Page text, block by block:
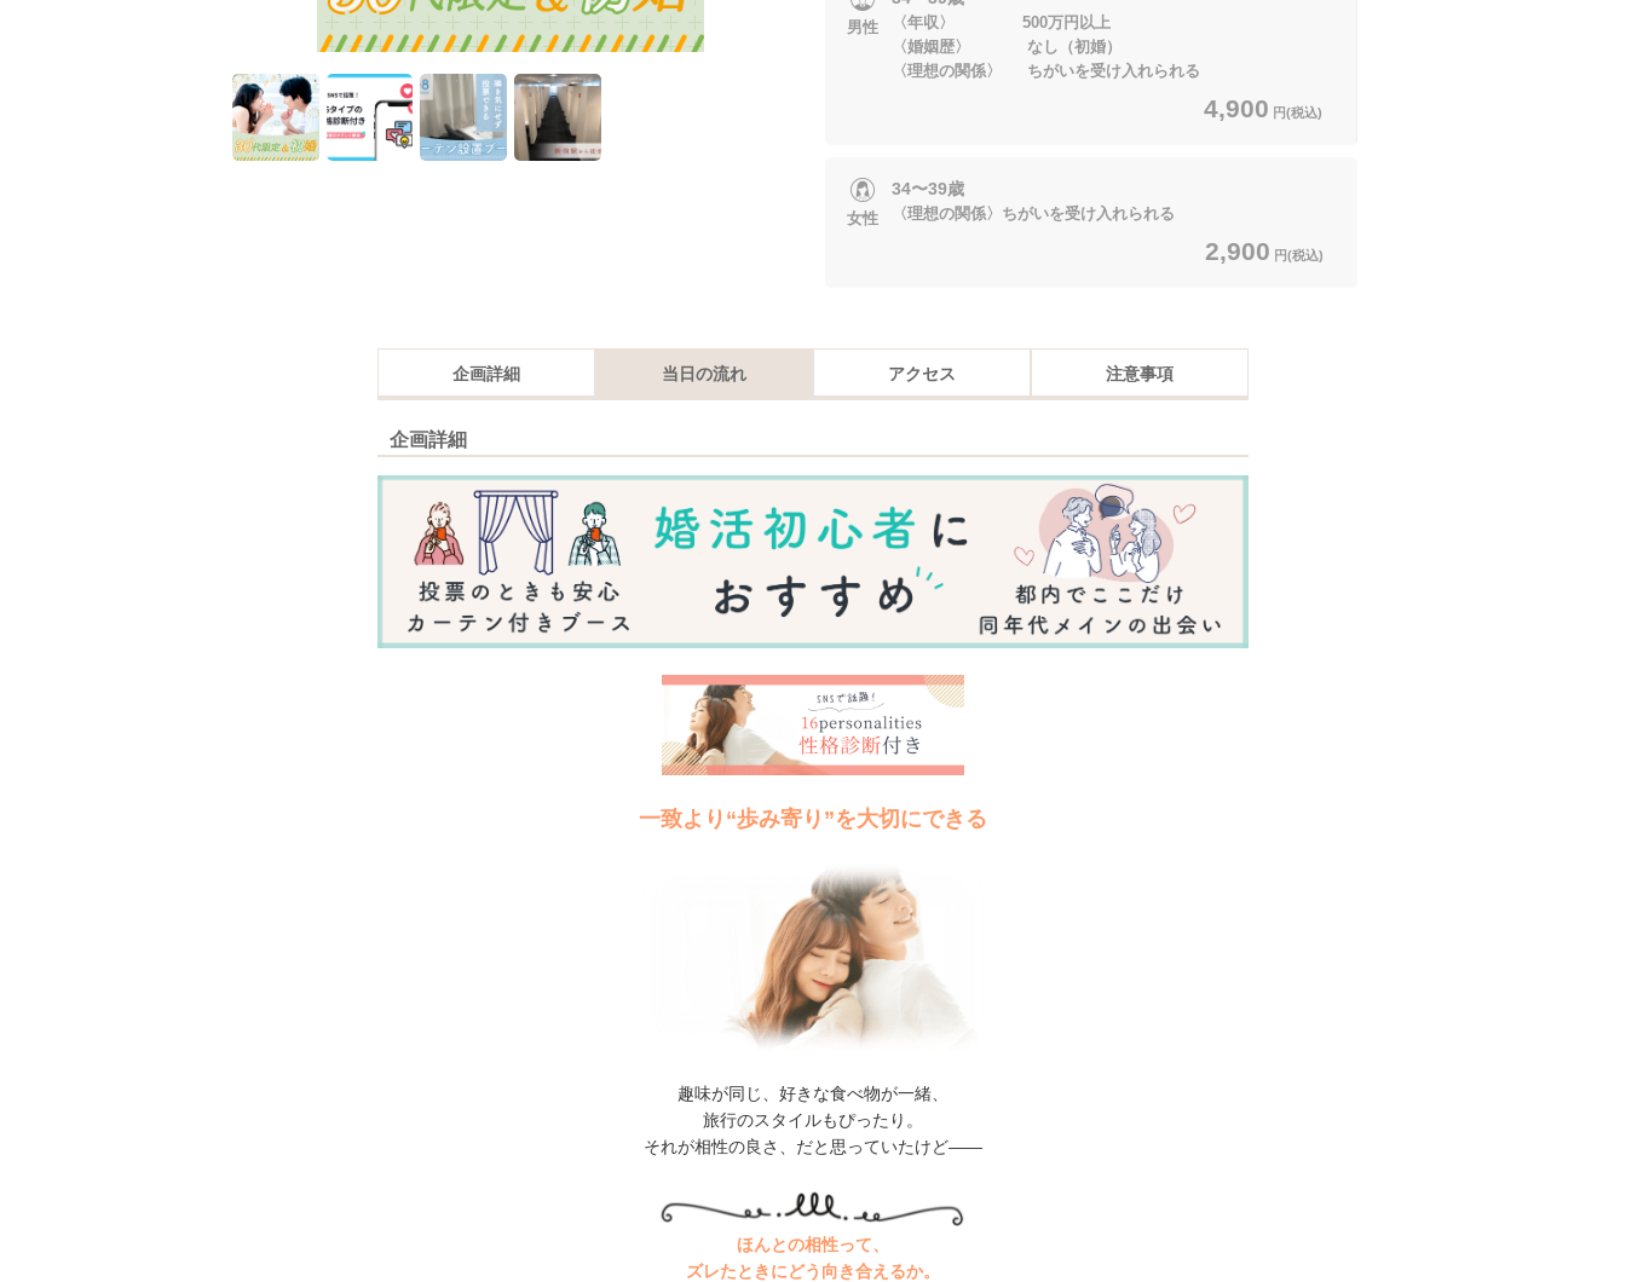
男性
〈年収〉 500万円以上
〈婚姻歴〉 なし（初婚）
〈理想の関係〉 ちがいを受け入れられる
4,900 円(税込)
女性
34〜39歳
〈理想の関係〉ちがいを受け入れられる
2,900 円(税込)
企画詳細 当日の流れ アクセス 注意事項
企画詳細
一致より“歩み寄り”を大切にできる
趣味が同じ、好きな食べ物が一緒、
旅行のスタイルもぴったり。
それが相性の良さ、だと思っていたけど――
ほんとの相性って、
ズレたときにどう向き合えるか。